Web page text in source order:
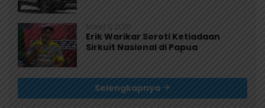
Maret 5, 2026
Erik Warikar Soroti Ketiadaan
Sirkuit Nasional di Papua
Selengkapnya